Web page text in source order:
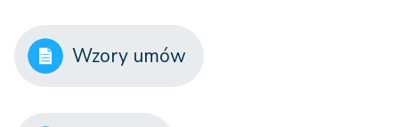
Wzory umów